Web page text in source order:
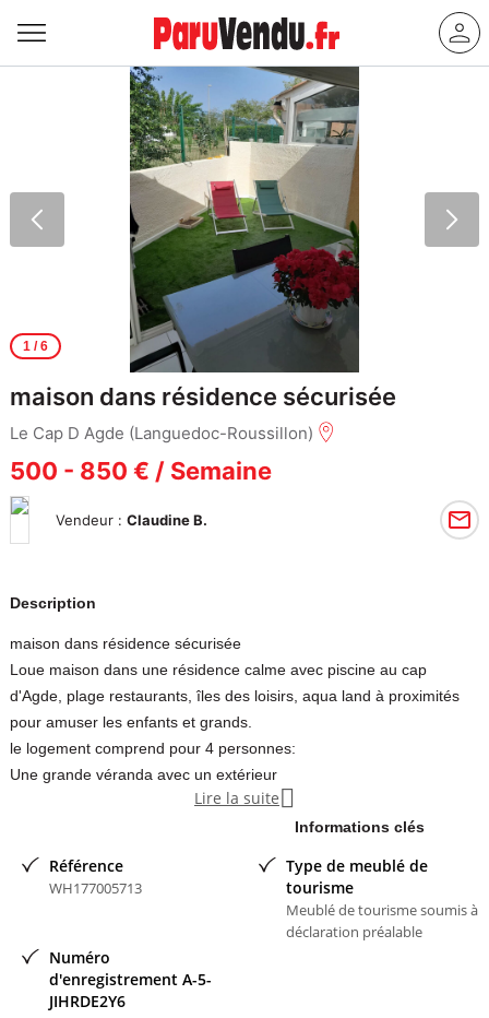
1/ 6
maison dans résidence sécurisée
Le Cap D Agde (Languedoc-Roussillon)
500 - 850 € / Semaine
Vendeur : Claudine B.
Description
maison dans résidence sécurisée
Loue maison dans une résidence calme avec piscine au cap
d'Agde, plage restaurants, îles des loisirs, aqua land à proximités
pour amuser les enfants et grands.
le logement comprend pour 4 personnes:
Une grande véranda avec un extérieur
Une pièce principale cuisine équipé et salon
Une chambre avec télé et placard, une salle d'eau et wc
Une chambre à l'étage avec télé et wc
Contacter l'annonceur
- membre depuis 2 ans
Lire la suite 
Informations clés
Référence
WH177005713
Type de meublé de
tourisme
Meublé de tourisme soumis à
déclaration préalable
Numéro
d'enregistrementA-5-
JIHRDE2Y6